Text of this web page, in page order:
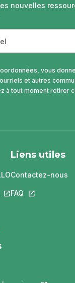
nouvelles
vous
et autres
à tout moment retirer
Ce lien s'ouvrira
s'ouvrira dans un
lien s'ouvrira dans
Liens utiles
Contactez-nous
FAQ Ce lien
dans un nouvel